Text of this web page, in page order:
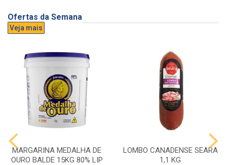
Ofertas da Semana
Veja mais
MARGARINA MEDALHA DE
OURO BALDE 15KG 80% LIP
LOMBO CANADENSE SEARA
1,1 KG